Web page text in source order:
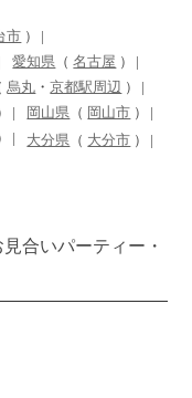
市 ）
愛知県 （名古屋 ）
烏丸 ・京都駅周辺 ）
岡山県 （ 岡山市 ）
大分県 （ 大分市 ）
合いパーティー・